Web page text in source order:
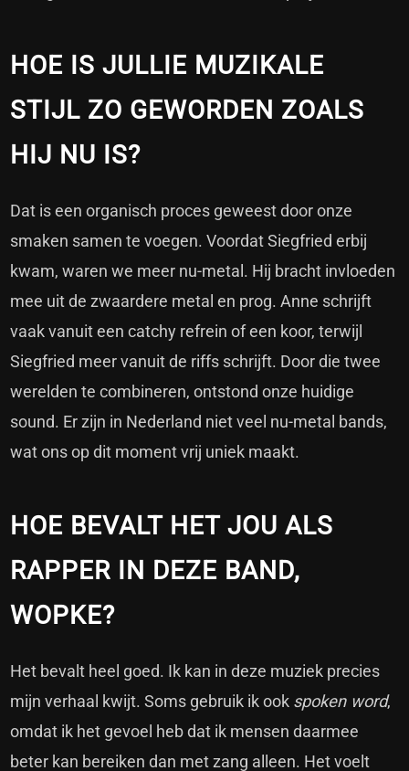
HOE IS JULLIE MUZIKALE
STIJL ZO GEWORDEN ZOALS
HIJ NU IS?
Dat is een organisch proces geweest door onze
smaken samen te voegen. Voordat Siegfried erbij
kwam, waren we meer nu-metal. Hij bracht invloeden
mee uit de zwaardere metal en prog. Anne schrijft
vaak vanuit een catchy refrein of een koor, terwijl
Siegfried meer vanuit de riffs schrijft. Door die twee
werelden te combineren, ontstond onze huidige
sound. Er zijn in Nederland niet veel nu-metal bands,
wat ons op dit moment vrij uniek maakt.
HOE BEVALT HET JOU ALS
RAPPER IN DEZE BAND,
WOPKE?
Het bevalt heel goed. Ik kan in deze muziek precies
mijn verhaal kwijt. Soms gebruik ik ook spoken word,
omdat ik het gevoel heb dat ik mensen daarmee
beter kan bereiken dan met zang alleen. Het voelt